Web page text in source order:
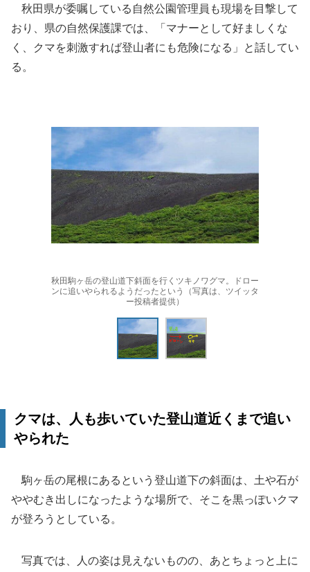
秋田県が委嘱している自然公園管理員も現場を目撃して
おり、県の自然保護課では、「マナーとして好ましくな
く、クマを刺激すれば登山者にも危険になる」と話してい
る。
秋田駒ヶ岳の登山道下斜面を行くツキノワグマ。ドロー
ンに追いやられるようだったという（写真は、ツイッタ
ー投稿者提供）
クマは、人も歩いていた登山道近くまで追い
やられた
駒ヶ岳の尾根にあるという登山道下の斜面は、土や石が
ややむき出しになったような場所で、そこを黒っぽいクマ
が登ろうとしている。
写真では、人の姿は見えないものの、あとちょっと上に